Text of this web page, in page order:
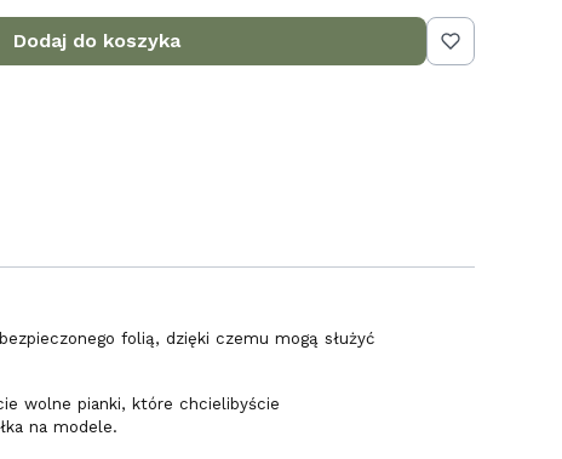
Dodaj do koszyka
folią, dzięki czemu mogą służyć
wolne pianki, które chcielibyście
na modele.